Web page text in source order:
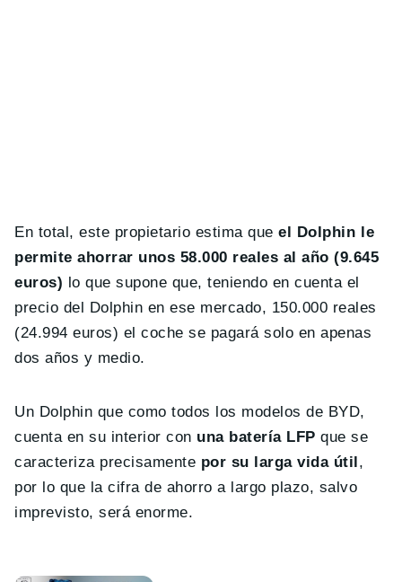
En total, este propietario estima queel Dolphin le
permite ahorrar unos 58.000 reales al año (9.645
euros) lo que supone que, teniendo en cuenta el
precio del Dolphin en ese mercado, 150.000 reales
(24.994 euros) el coche se pagará solo en apenas
dos años y medio.
Un Dolphin que como todos los modelos de BYD,
cuenta en su interior con una batería LFP que se
caracteriza precisamente por su larga vida útil,
por lo que la cifra de ahorro a largo plazo, salvo
imprevisto, será enorme.